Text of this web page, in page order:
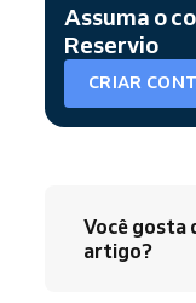
Assuma o
Reservio
CRIAR
Você gosta
artigo?